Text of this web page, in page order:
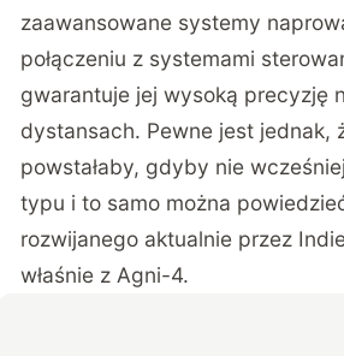
zaawansowane systemy
połączeniu z systemami
gwarantuje jej wysoką precyzję
dystansach. Pewne jest jednak,
powstałaby, gdyby nie
typu i to samo można
rozwijanego aktualnie przez
właśnie z Agni-4.